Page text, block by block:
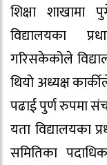
शिक्षा शाखामा
विद्यालयका
गरिसकेकोले
थियो अध्यक्ष
पढाई पुर्ण रुपमा
यता विद्यालयका
समितिका